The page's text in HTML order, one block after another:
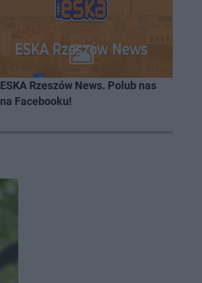
ESKA Rzeszów News. Polub nas
na Facebooku!